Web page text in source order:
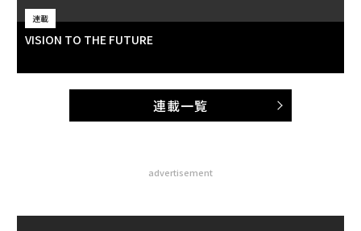
連載
VISION TO THE FUTURE
連載一覧
advertisement